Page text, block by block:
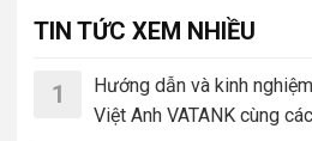
TIN TỨC XEM NHIỀU
1
Hướng dẫn và kinh
Việt Anh VATANK cùng